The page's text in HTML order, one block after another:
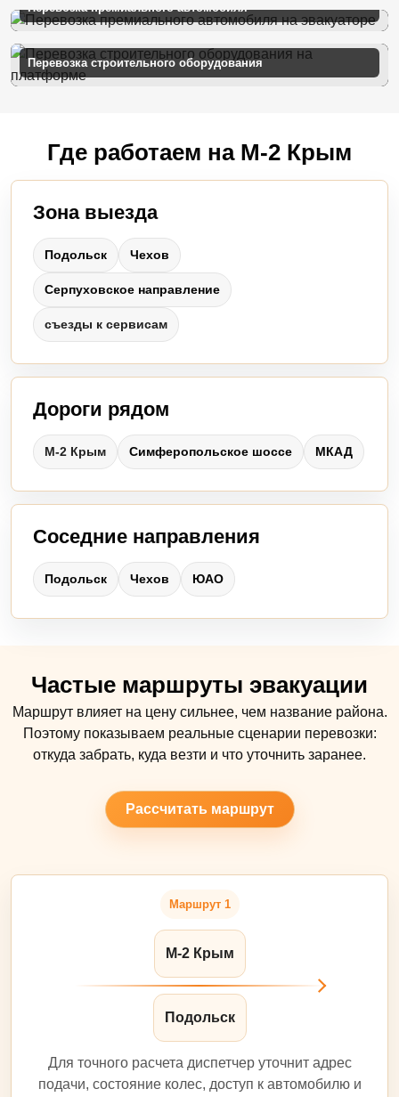
Перевозка премиального автомобиля
Перевозка строительного оборудования
Где работаем на М-2 Крым
Зона выезда
Подольск Чехов
Серпуховское направление
съезды к сервисам
Дороги рядом
М-2 Крым Симферопольское шоссе МКАД
Соседние направления
Подольск Чехов ЮАО
Частые маршруты эвакуации
Маршрут влияет на цену сильнее, чем название района.
Поэтому показываем реальные сценарии перевозки:
откуда забрать, куда везти и что уточнить заранее.
Рассчитать маршрут
Маршрут 1
М-2 Крым
Подольск
Для точного расчета диспетчер уточнит адрес
подачи, состояние колес, доступ к автомобилю и